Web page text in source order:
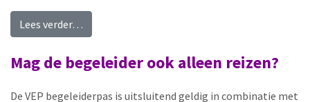
Lees verder…
Mag de begeleider ook alleen reizen?
De VEP begeleiderpas is uitsluitend geldig in combinatie met